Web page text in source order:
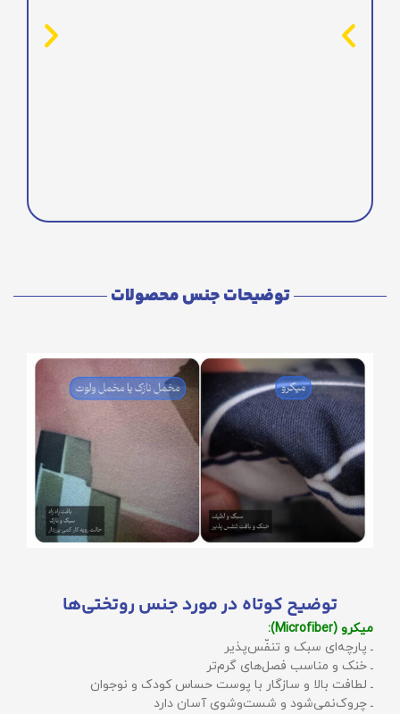
توضیحات جنس محصولات
توضیح کوتاه در مورد جنس روتختی‌ها
میکرو (Microfiber):
ـ پارچه‌ای سبک و تنفّس‌پذیر
ـ خنک و مناسب فصل‌های گرم‌تر
ـ لطافت بالا و سازگار با پوست حساس کودک و نوجوان
ـ چروک‌نمی‌شود و شست‌وشوی آسان دارد